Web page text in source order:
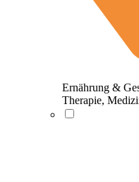
Ernährung &
Therapie,